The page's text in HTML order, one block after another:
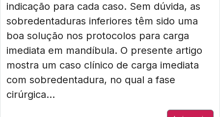
indicação para cada caso. Sem dúvida, as
sobredentaduras inferiores têm sido uma
boa solução nos protocolos para carga
imediata em mandíbula. O presente artigo
mostra um caso clínico de carga imediata
com sobredentadura, no qual a fase
cirúrgica...